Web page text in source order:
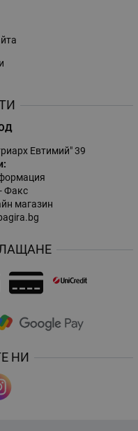
Евтимий" 39
- Факс
магазин
НИ